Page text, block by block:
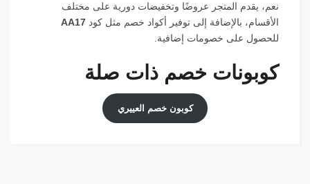
نعم، يقدم المتجر عروضًا وتخفيضات دورية على مختلف
الأقسام، بالإضافة إلى توفير أكواد خصم مثل كود AA17
للحصول على خصومات إضافية.
كوبونات خصم ذات صلة
كوبون خصم العييري